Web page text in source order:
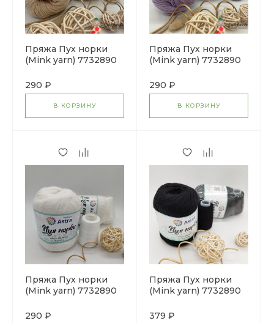
Пряжа Пух норки
(Mink yarn) 7732890
290 ₽
В КОРЗИНУ
Пряжа Пух норки
(Mink yarn) 7732890
290 ₽
В КОРЗИНУ
Пряжа Пух норки
(Mink yarn) 7732890
290 ₽
Пряжа Пух норки
(Mink yarn) 7732890
379 ₽